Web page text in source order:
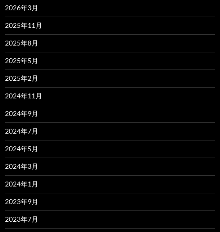
2026年3月
2025年11月
2025年8月
2025年5月
2025年2月
2024年11月
2024年9月
2024年7月
2024年5月
2024年3月
2024年1月
2023年9月
2023年7月